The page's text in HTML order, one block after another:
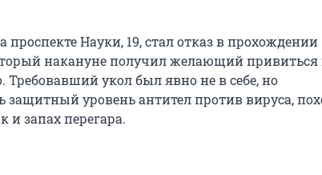
проспекте Науки, 19, стал отказ в прохождении
накануне получил желающий привиться
Требовавший укол был явно не в себе, но
защитный уровень антител против вируса,
и запах перегара.